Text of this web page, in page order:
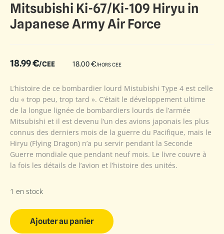
Mitsubishi Ki-67/Ki-109 Hiryu in
Japanese Army Air Force
18.99€/CEE 18.00€/HORS CEE
L’histoire de ce bombardier lourd Mistubishi Type 4 est celle
du « trop peu, trop tard ». C’était le développement ultime
de la longue lignée de bombardiers lourds de l’armée
Mitsubishi et il est devenu l’un des avions japonais les plus
connus des derniers mois de la guerre du Pacifique, mais le
Hiryu (Flying Dragon) n’a pu servir pendant la Seconde
Guerre mondiale que pendant neuf mois. Le livre couvre à
la fois les détails de l’avion et l’histoire des unités.
1 en stock
Ajouter au panier